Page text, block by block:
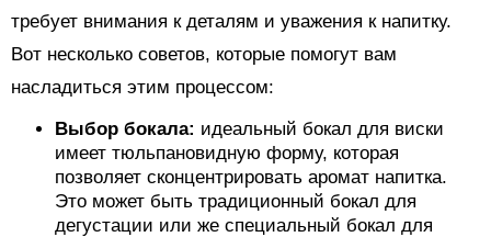
требует внимания к деталям и уважения к напитку.
Вот несколько советов, которые помогут вам
насладиться этим процессом:
Выбор бокала: идеальный бокал для виски
имеет тюльпановидную форму, которая
позволяет сконцентрировать аромат напитка.
Это может быть традиционный бокал для
дегустации или же специальный бокал для